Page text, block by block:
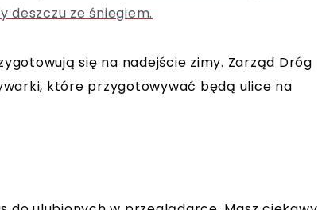
deszczu ze śniegiem.
się na nadejście zimy. Zarząd Dróg
które przygotowywać będą ulice na